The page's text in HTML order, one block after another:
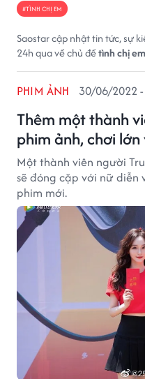
#TÌNH CHỊ EM
Saostar cập nhật tin tức, sự
24h qua về chủ đềtình chị em
Thêm một thành
phim ảnh, chơi
PHIM ẢNH 30/06/2022
Một thành viên người
sẽ đóng cặp với nữ diễn
phim mới.